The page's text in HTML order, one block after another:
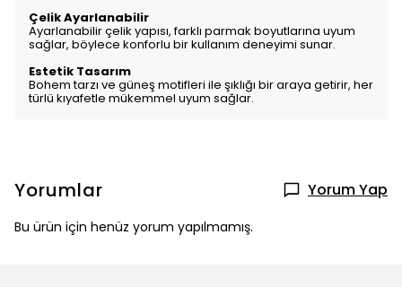
Çelik Ayarlanabilir
Ayarlanabilir çelik yapısı, farklı parmak boyutlarına uyum
sağlar, böylece konforlu bir kullanım deneyimi sunar.
Estetik Tasarım
Bohem tarzı ve güneş motifleri ile şıklığı bir araya getirir, her
türlü kıyafetle mükemmel uyum sağlar.
Yorumlar Yorum Yap
Bu ürün için henüz yorum yapılmamış.